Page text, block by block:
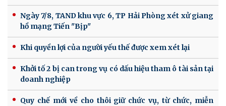
Ngày 7/8, TAND khu vực 6, TP Hải Phòng xét xử giang
hồ mạng Tiến "Bịp"
Khi quyền lợi của người yếu thế được xem xét lại
Khởi tố 2 bị can trong vụ có dấu hiệu tham ô tài sản tại
doanh nghiệp
Quy chế mới về cho thôi giữ chức vụ, từ chức, miễn